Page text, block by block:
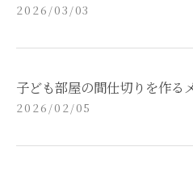
2026/03/03
子ども部屋の間仕切りを作る
2026/02/05